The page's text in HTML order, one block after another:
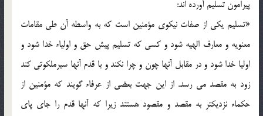
پيرامون تسليم آورده اند:
«تسليم يکي از صفات نيکوي مؤمنين است که به واسطه آن طي مقامات
معنويه و معارف الهيه شود و کسي که تسليم پيش حق و اولياء خدا شود و
اوليا خدا شود و در مقابل آنها چون و چرا نکند و با قدم آنها سيرملکوتي کند
زود به مقصد مي رسد. از اين جهت بعضي از عرفاء گويند که مؤمنين از
حکماء نزديکتر به مقصد و مقصود هستند زيرا که آنها قدم را جاي پاي